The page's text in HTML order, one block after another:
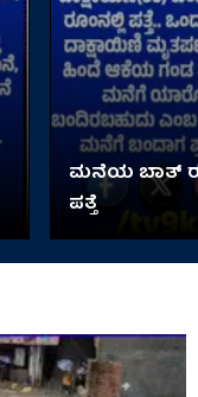
ಮನೆಯ ಬಾತ್
ಪತ್ತೆ